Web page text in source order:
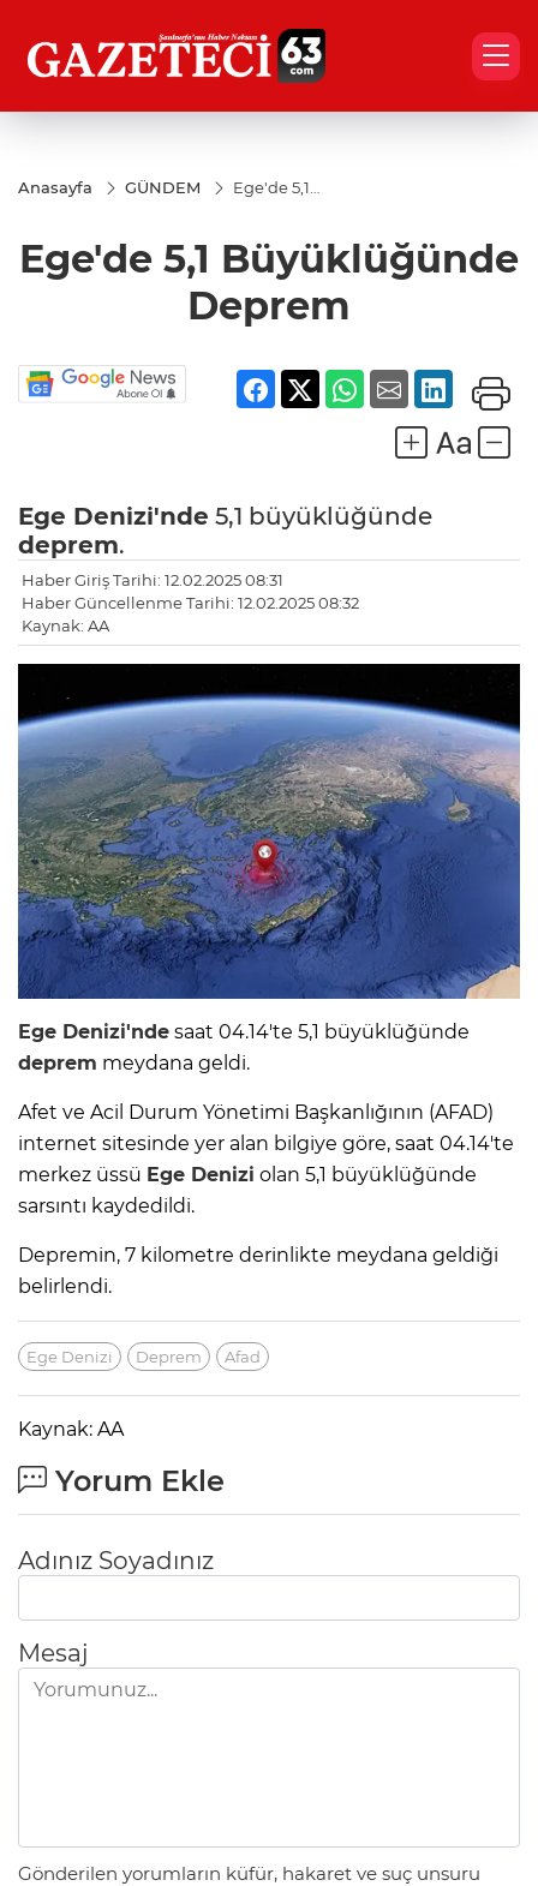
Anasayfa GÜNDEM
Ege'de 5,1
Ege'de 5,1 Büyüklüğünde
Deprem
Ege Denizi'nde 5,1 büyüklüğünde
deprem.
Haber Giriş Tarihi: 12.02.2025 08:31
Haber Güncellenme Tarihi: 12.02.2025 08:32
Kaynak: AA
Ege Denizi'nde saat 04.14'te 5,1 büyüklüğünde
deprem meydana geldi.
Afet ve Acil Durum Yönetimi Başkanlığının (AFAD)
internet sitesinde yer alan bilgiye göre, saat 04.14'te
merkez üssü Ege Denizi olan 5,1 büyüklüğünde
sarsıntı kaydedildi.
Depremin, 7 kilometre derinlikte meydana geldiği
belirlendi.
Ege Denizi Deprem Afad
Kaynak: AA
Yorum Ekle
Adınız Soyadınız
Mesaj
Gönderilen yorumların küfür, hakaret ve suç unsuru